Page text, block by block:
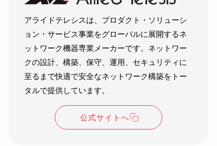
アライドテレシスは、プロダクト・ソリューシ
ョン・サービス事業をグローバルに展開するネ
ットワーク機器専業メーカーです。ネットワー
クの設計、構築、保守、運用、セキュリティに
至るまで快適で安全なネットワーク構築をトー
タルで提供しています。
公式サイトへ